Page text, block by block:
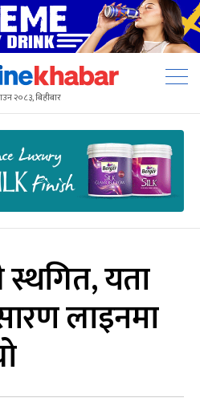
२०८३, बिहीबार
यता
लाइनमा